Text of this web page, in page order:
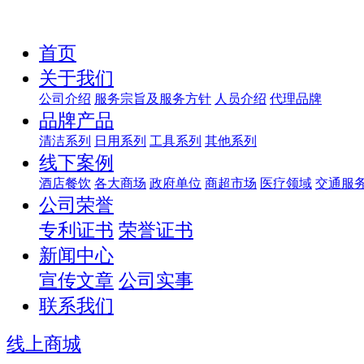
首页
关于我们
公司介绍 服务宗旨及服务方针 人员介绍 代理品牌
品牌产品
清洁系列 日用系列 工具系列 其他系列
线下案例
酒店餐饮 各大商场 政府单位 商超市场 医疗领域 交通服
公司荣誉
专利证书 荣誉证书
新闻中心
宣传文章 公司实事
联系我们
线上商城